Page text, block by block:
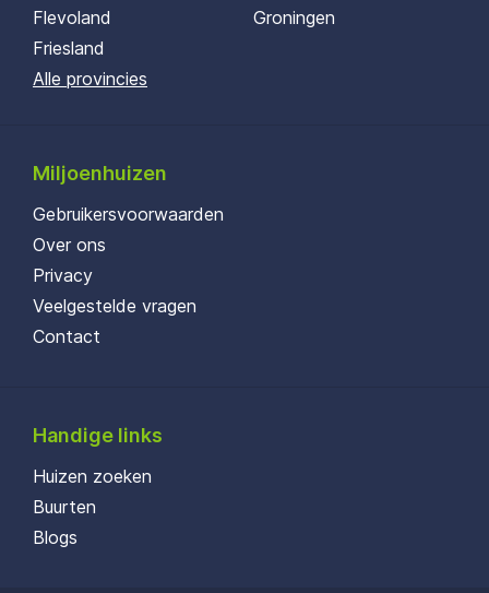
Flevoland
Friesland
Groningen
Alle provincies
Miljoenhuizen
Gebruikersvoorwaarden
Over ons
Privacy
Veelgestelde vragen
Contact
Handige links
Huizen zoeken
Buurten
Blogs